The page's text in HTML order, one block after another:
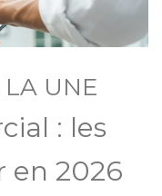
UNE
: les
en 2026